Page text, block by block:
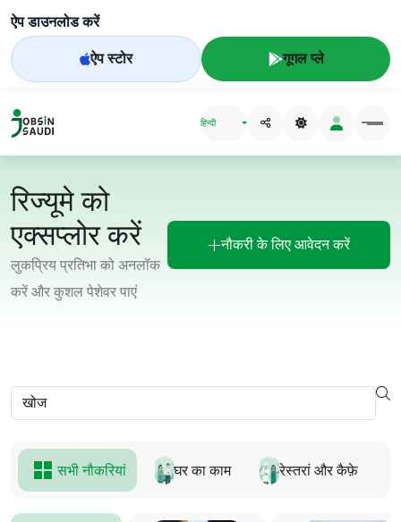
ऐप डाउनलोड करें
ऐप स्टोर गूगल प्ले
हिन्दी
रिज्यूमे को
एक्सप्लोर करें
लुकप्रिय प्रतिभा को अनलॉक
करें और कुशल पेशेवर पाएं
नौकरी के लिए आवेदन करें
सभी नौकरियां घर का काम रेस्तरां और कैफ़े